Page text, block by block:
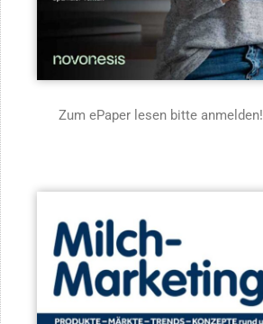
Zum ePaper lesen bitte anmelden!